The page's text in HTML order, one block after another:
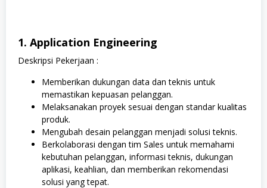
1. Application Engineering
Deskripsi Pekerjaan :
Memberikan dukungan data dan teknis untuk
memastikan kepuasan pelanggan.
Melaksanakan proyek sesuai dengan standar kualitas
produk.
Mengubah desain pelanggan menjadi solusi teknis.
Berkolaborasi dengan tim Sales untuk memahami
kebutuhan pelanggan, informasi teknis, dukungan
aplikasi, keahlian, dan memberikan rekomendasi
solusi yang tepat.